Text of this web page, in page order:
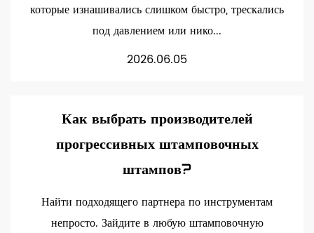
которые изнашивались слишком быстро, трескались
под давлением или нико...
2026.06.05
Как выбрать производителей
прогрессивных штамповочных
штампов?
Найти подходящего партнера по инструментам
непросто. Зайдите в любую штамповочную